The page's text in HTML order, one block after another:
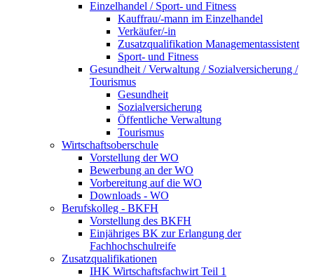
Einzelhandel / Sport- und Fitness
Kauffrau/-mann im Einzelhandel
Verkäufer/-in
Zusatzqualifikation Managementassistent
Sport- und Fitness
Gesundheit / Verwaltung / Sozialversicherung /
Tourismus
Gesundheit
Sozialversicherung
Öffentliche Verwaltung
Tourismus
Wirtschaftsoberschule
Vorstellung der WO
Bewerbung an der WO
Vorbereitung auf die WO
Downloads - WO
Berufskolleg - BKFH
Vorstellung des BKFH
Einjähriges BK zur Erlangung der
Fachhochschulreife
Zusatzqualifikationen
IHK Wirtschaftsfachwirt Teil 1